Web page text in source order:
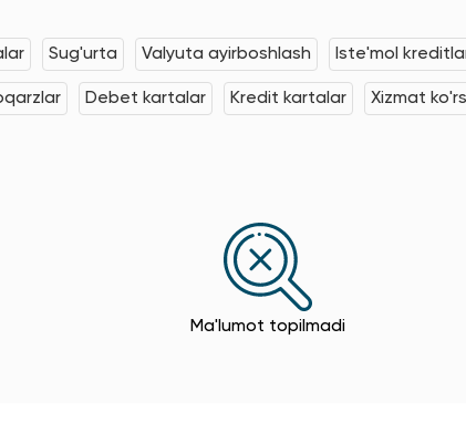
Sug'urta Valyuta ayirboshlash Iste'mol
Debet kartalar Kredit kartalar Xizmat
Ma'lumot topilmadi